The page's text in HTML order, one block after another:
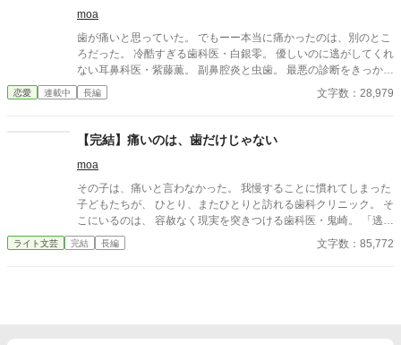
moa
歯が痛いと思っていた。 でもーー本当に痛かったのは、別のとこ
ろだった。 冷酷すぎる歯科医・白銀零。 優しいのに逃がしてくれ
ない耳鼻科医・紫藤薫。 副鼻腔炎と虫歯。 最悪の診断をきっかけ
に、私の通院生活は始まる。 病院なんて、大嫌いなのに。 「逃げ
るな。ちゃんと治せ。」 突き放すようなその言葉に、何度も傷つ
も忘れられないんだろう。 怖い。苦手。関わりたくない。 なのに
気づけば、 一番、会いたい人になっていた。 大嫌いな場所で出会
ったのは、 どうしようもなく、大好きな人でした。 ーーーーーー
ーーーーーーーーーーー ライト文芸大賞にエントリー中の 『痛い
のは、歯だけじゃない』も毎日更新しています。 よろしければ、
そちらも読んでいただけると嬉しいです！
恋愛 連載中 長編 文字数：28,979
【完結】痛いのは、歯だけじゃない
moa
その子は、痛いと言わなかった。 我慢することに慣れてしまった
子どもたちが、 ひとり、またひとりと訪れる歯科クリニック。 そ
こにいるのは、 容赦なく現実を突きつける歯科医・鬼崎。 「逃げ
るな。」 その言葉の先で、 彼は“本当の痛み”に向き合う。 ーーー
痛いのは、歯だけじゃない。 これは、見過ごされてきた痛みを、
ライト文芸 完結 長編 文字数：85,772